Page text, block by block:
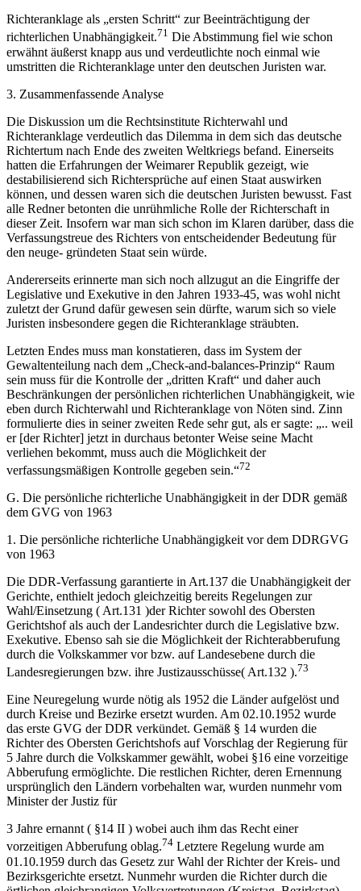
Richteranklage als „ersten Schritt“ zur Beeinträchtigung der
richterlichen Unabhängigkeit.71 Die Abstimmung fiel wie schon
erwähnt äußerst knapp aus und verdeutlichte noch einmal wie
umstritten die Richteranklage unter den deutschen Juristen war.
3. Zusammenfassende Analyse
Die Diskussion um die Rechtsinstitute Richterwahl und
Richteranklage verdeutlich das Dilemma in dem sich das deutsche
Richtertum nach Ende des zweiten Weltkriegs befand. Einerseits
hatten die Erfahrungen der Weimarer Republik gezeigt, wie
destabilisierend sich Richtersprüche auf einen Staat auswirken
können, und dessen waren sich die deutschen Juristen bewusst. Fast
alle Redner betonten die unrühmliche Rolle der Richterschaft in
dieser Zeit. Insofern war man sich schon im Klaren darüber, dass die
Verfassungstreue des Richters von entscheidender Bedeutung für
den neuge- gründeten Staat sein würde.
Andererseits erinnerte man sich noch allzugut an die Eingriffe der
Legislative und Exekutive in den Jahren 1933-45, was wohl nicht
zuletzt der Grund dafür gewesen sein dürfte, warum sich so viele
Juristen insbesondere gegen die Richteranklage sträubten.
Letzten Endes muss man konstatieren, dass im System der
Gewaltenteilung nach dem „Check-and-balances-Prinzip“ Raum
sein muss für die Kontrolle der „dritten Kraft“ und daher auch
Beschränkungen der persönlichen richterlichen Unabhängigkeit, wie
eben durch Richterwahl und Richteranklage von Nöten sind. Zinn
formulierte dies in seiner zweiten Rede sehr gut, als er sagte: „.. weil
er [der Richter] jetzt in durchaus betonter Weise seine Macht
verliehen bekommt, muss auch die Möglichkeit der
verfassungsmäßigen Kontrolle gegeben sein.“72
G. Die persönliche richterliche Unabhängigkeit in der DDR gemäß
dem GVG von 1963
1. Die persönliche richterliche Unabhängigkeit vor dem DDRGVG
von 1963
Die DDR-Verfassung garantierte in Art.137 die Unabhängigkeit der
Gerichte, enthielt jedoch gleichzeitig bereits Regelungen zur
Wahl/Einsetzung ( Art.131 )der Richter sowohl des Obersten
Gerichtshof als auch der Landesrichter durch die Legislative bzw.
Exekutive. Ebenso sah sie die Möglichkeit der Richterabberufung
durch die Volkskammer vor bzw. auf Landesebene durch die
Landesregierungen bzw. ihre Justizausschüsse( Art.132 ).73
Eine Neuregelung wurde nötig als 1952 die Länder aufgelöst und
durch Kreise und Bezirke ersetzt wurden. Am 02.10.1952 wurde
das erste GVG der DDR verkündet. Gemäß § 14 wurden die
Richter des Obersten Gerichtshofs auf Vorschlag der Regierung für
5 Jahre durch die Volkskammer gewählt, wobei §16 eine vorzeitige
Abberufung ermöglichte. Die restlichen Richter, deren Ernennung
ursprünglich den Ländern vorbehalten war, wurden nunmehr vom
Minister der Justiz für
3 Jahre ernannt ( §14 II ) wobei auch ihm das Recht einer
vorzeitigen Abberufung oblag.74 Letztere Regelung wurde am
01.10.1959 durch das Gesetz zur Wahl der Richter der Kreis- und
Bezirksgerichte ersetzt. Nunmehr wurden die Richter durch die